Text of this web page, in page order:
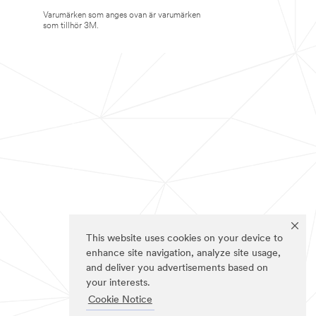
This website uses cookies on your device to
enhance site navigation, analyze site usage,
and deliver you advertisements based on
your interests.
Cookie Notice
Varumärken som anges ovan är varumärken
som tillhör 3M.